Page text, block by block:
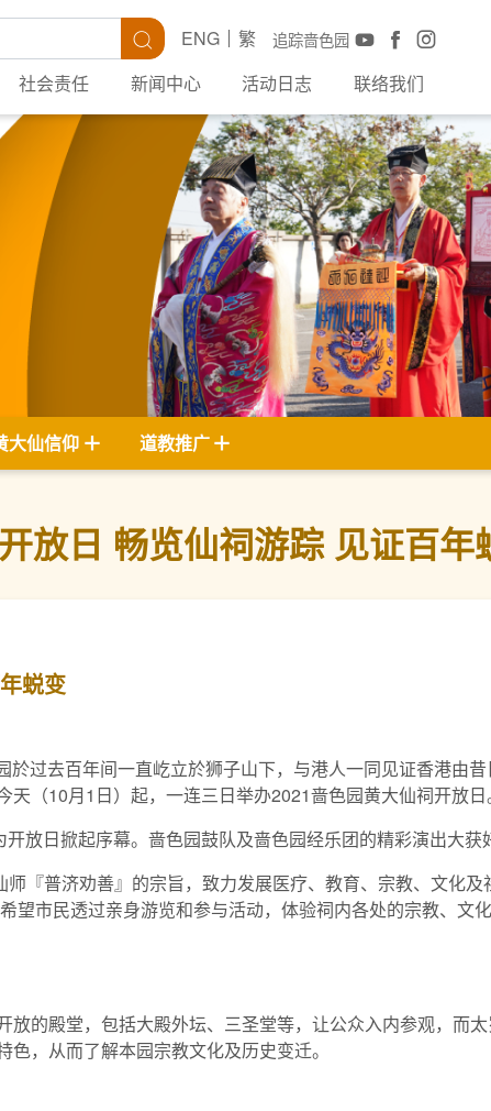
搜寻 追踪啬色园
ENG
繁
社会责任 新闻中心 活动日志 联络我们
大仙信仰 道教推广
放日 畅览仙祠游踪 见证百年
蜕变
於过去百年间一直屹立於狮子山下，与港人一同见证香港由
（10月1日）起，一连三日举办2021啬色园黄大仙祠开放日
放日掀起序幕。啬色园鼓队及啬色园经乐团的精彩演出大获
『普济劝善』的宗旨，致力发展医疗、教育、宗教、文化
望市民透过亲身游览和参与活动，体验祠内各处的宗教、文
的殿堂，包括大殿外坛、三圣堂等，让公众入内参观，而太
，从而了解本园宗教文化及历史变迁。